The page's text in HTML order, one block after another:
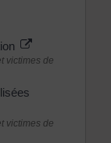
victimes de
victimes de